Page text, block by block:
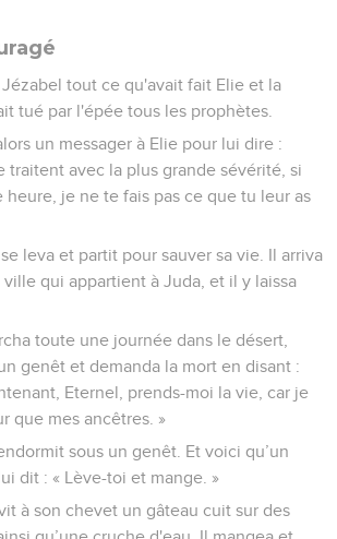
s'en allèrent et rapportèrent cette
dire à Achab : « Que les dieux me
suffit pour remplir le creux de la main
me suit ! »
: « Celui qui endosse une armure
combattu ! »
reçut cette réponse, il était en train de
! » Ils firent alors leurs préparatifs
la victoire
s'approcha d'Achab, le roi
foule ? Je vais la livrer aujourd'hui entre